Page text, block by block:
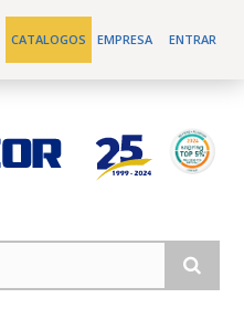
ENTRAR
EMPRESA
CATALOGOS